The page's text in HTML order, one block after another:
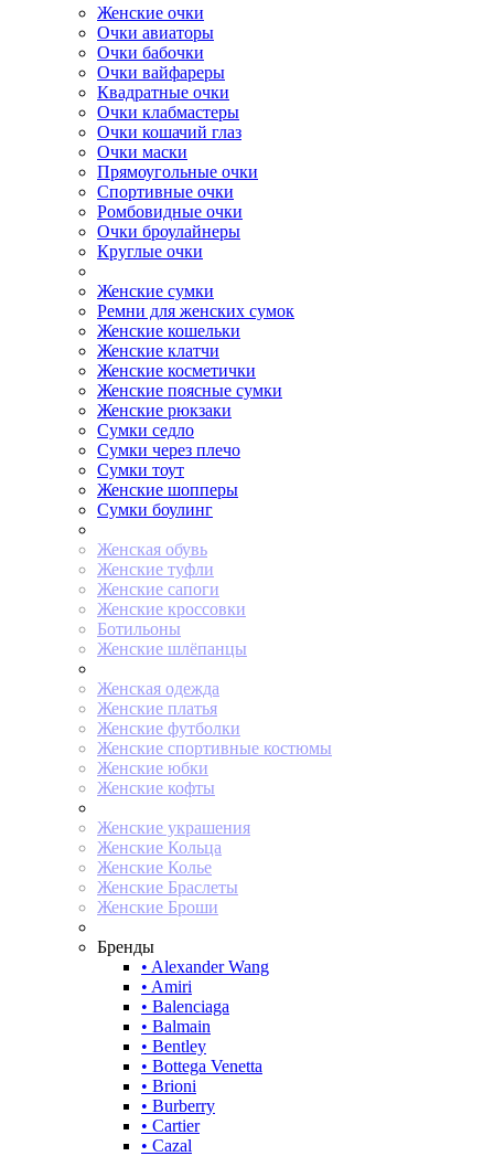
Женские очки
Очки авиаторы
Очки бабочки
Очки вайфареры
Квадратные очки
Очки клабмастеры
Очки кошачий глаз
Очки маски
Прямоугольные очки
Спортивные очки
Ромбовидные очки
Очки броулайнеры
Круглые очки
Женские сумки
Ремни для женских сумок
Женские кошельки
Женские клатчи
Женские косметички
Женские поясные сумки
Женские рюкзаки
Сумки седло
Сумки через плечо
Сумки тоут
Женские шопперы
Сумки боулинг
Женская обувь
Женские туфли
Женские сапоги
Женские кроссовки
Ботильоны
Женские шлёпанцы
Женская одежда
Женские платья
Женские футболки
Женские спортивные костюмы
Женские юбки
Женские кофты
Женские украшения
Женские Кольца
Женские Колье
Женские Браслеты
Женские Броши
Бренды
• Alexander Wang
• Amiri
• Balenciaga
• Balmain
• Bentley
• Bottega Venetta
• Brioni
• Burberry
• Cartier
• Cazal